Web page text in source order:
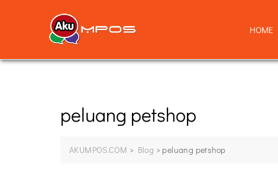
HOME
peluang petshop
AKUMPOS.COM > Blog > peluang petshop